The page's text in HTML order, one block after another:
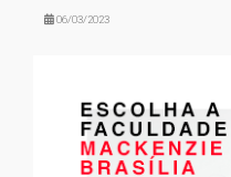
06/03/2023